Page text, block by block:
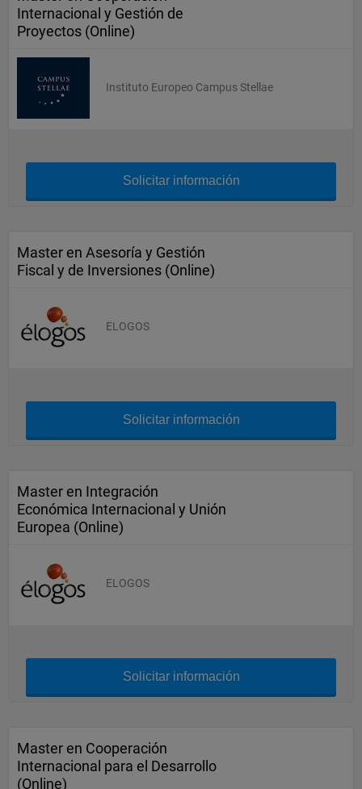
Internacional y Gestión de
Proyectos (Online)
Instituto Europeo Campus Stellae
Solicitar información
Master en Asesoría y Gestión
Fiscal y de Inversiones (Online)
ELOGOS
Solicitar información
Master en Integración
Económica Internacional y Unión
Europea (Online)
ELOGOS
Solicitar información
Master en Cooperación
Internacional para el Desarrollo
(Online)